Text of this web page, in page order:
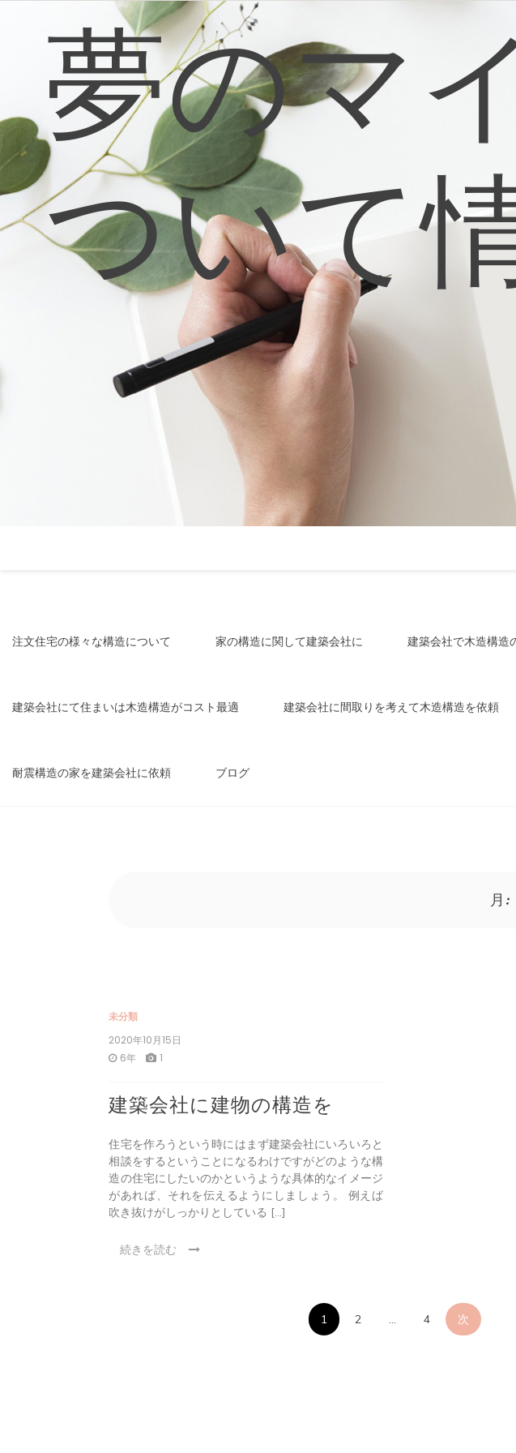
キ
プ
夢のマ
ついて
注文住宅の様々な構造について 家の構造に関して建築会社に 建築会社で木造構造
建築会社にて住まいは木造構造がコスト最適 建築会社に間取りを考えて木造構造を依頼
耐震構造の家を建築会社に依頼 ブログ
月:
未分類
2020年10月15日
6年
1
建築会社に建物の構造を
住宅を作ろうという時にはまず建築会社にいろいろと
相談をするということになるわけですがどのような構
造の住宅にしたいのかというような具体的なイメージ
があれば、それを伝えるようにしましょう。 例えば
吹き抜けがしっかりとしている […]
続きを読む
投
1 2 4 次